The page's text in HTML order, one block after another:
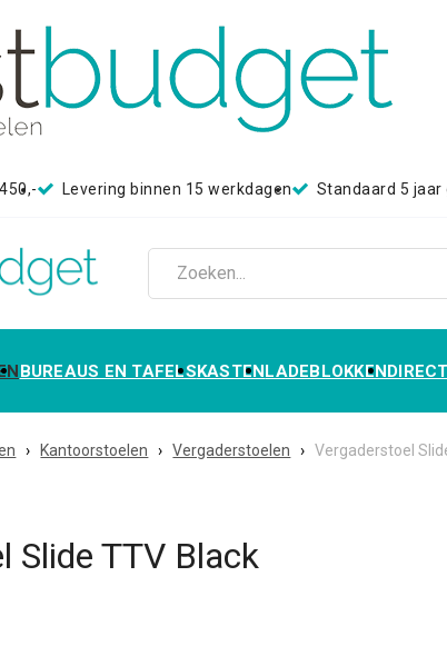
Levering binnen 15 werkdagen Standaard 5 jaar
BUREAUS EN TAFELSKASTENLADEBLOKKEN
› Kantoorstoelen › Vergaderstoelen › Vergaderstoel
Slide TTV Black